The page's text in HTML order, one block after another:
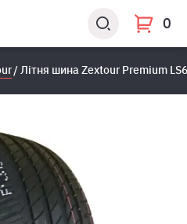
0
Літня шина Zextour Premium